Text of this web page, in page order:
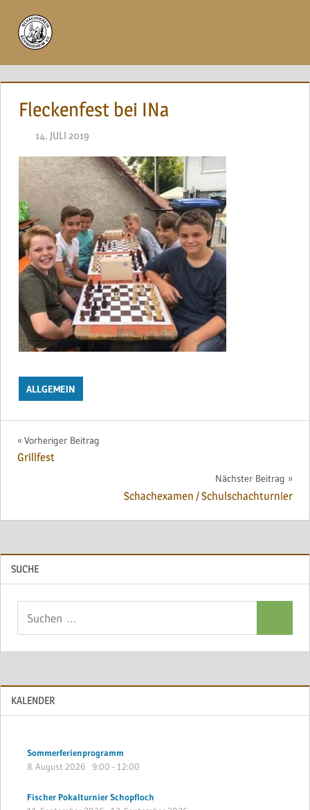
Inhalt
springen
Fleckenfest bei INa
14. JULI 2019
ALLGEMEIN
Beitragsnavigation
Vorheriger Beitrag
Grillfest
Nächster Beitrag
Schachexamen / Schulschachturnier
SUCHE
KALENDER
Sommerferienprogramm
8. August 2026 9:00 - 12:00
Fischer Pokalturnier Schopfloch